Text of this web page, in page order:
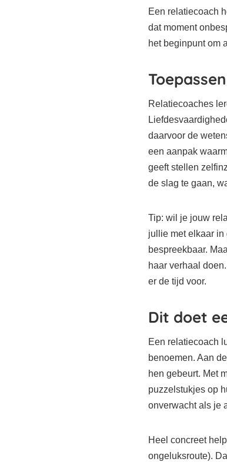
Een relatiecoach
dat moment
het beginpunt om
Relatiecoaches
daarvoor de
een aanpak
geeft stellen
de slag te gaan,
Tip: wil je jouw
jullie met elkaar in
bespreekbaar.
haar verhaal
er de tijd voor.
Dit doet
Een relatiecoach
benoemen. Aan
hen gebeurt. Met
puzzelstukjes op
onverwacht als je
Heel concreet
ongeluksroute).